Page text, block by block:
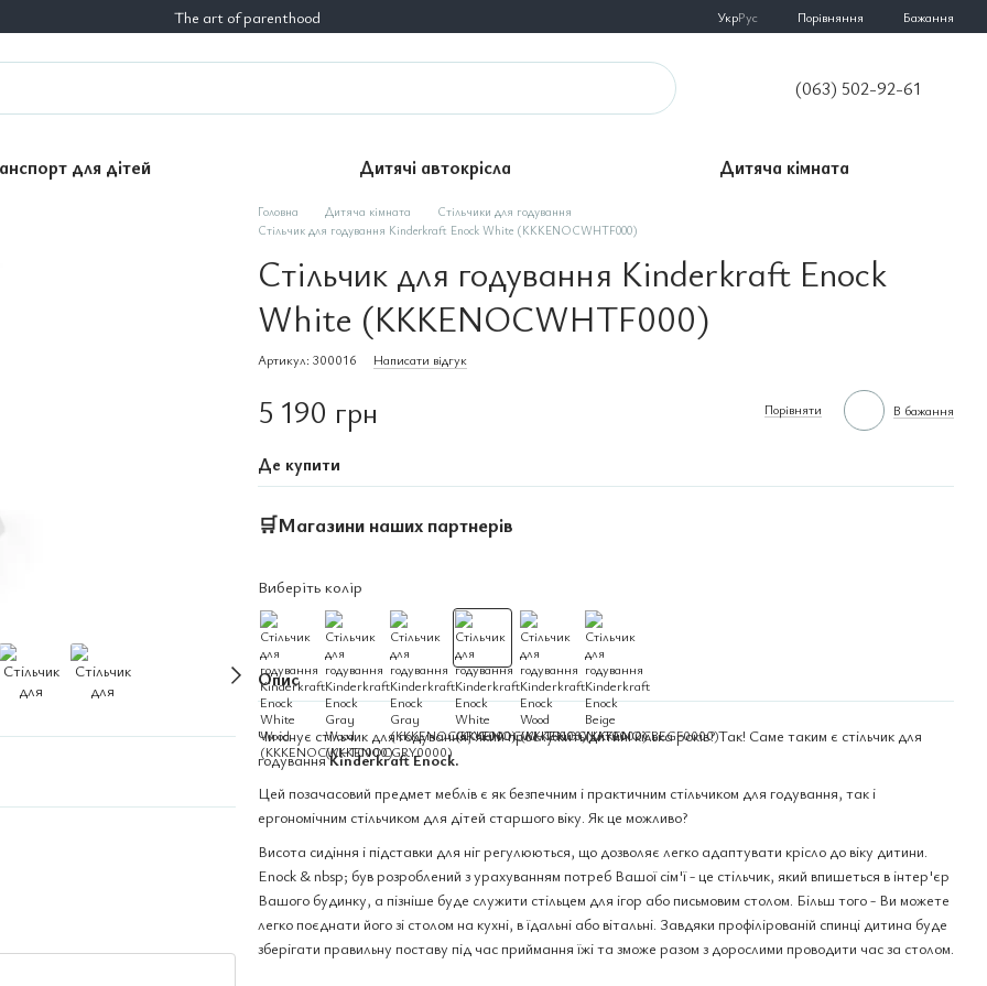
The art of parenthood УкрРус Порівняння Бажання
(063) 502-92-61
для дітей Дитячі автокрісла Дитяча кімната
Головна Дитяча кімната
Стільчики для годування
Стільчик для годування Kinderkraft Enock White (KKKENOCWHTF000)
Стільчик для годування Kinderkraft Enock
White (KKKENOCWHTF000)
Артикул: 300016 Написати відгук
5 190 грн Порівняти В бажання
Де купити
🛒Магазини наших партнерів
Виберіть колір
Опис
Чи існує стільчик для годування, який прослужить дитині кілька років? Так! Саме таким є стільчик для
годуванняKinderkraft Enock.
Цей позачасовий предмет меблів є як безпечним і практичним стільчиком для годування, так і
ергономічним стільчиком для дітей старшого віку. Як це можливо?
Висота сидіння і підставки для ніг регулюються, що дозволяє легко адаптувати крісло до віку дитини.
Enock & nbsp; був розроблений з урахуванням потреб Вашої сім'ї - це стільчик, який впишеться в інтер'єр
Вашого будинку, а пізніше буде служити стільцем для ігор або письмовим столом. Більш того - Ви можете
легко поєднати його зі столом на кухні, в їдальні або вітальні. Завдяки профілірованій спинці дитина буде
зберігати правильну поставу під час приймання їжі та зможе разом з дорослими проводити час за столом.